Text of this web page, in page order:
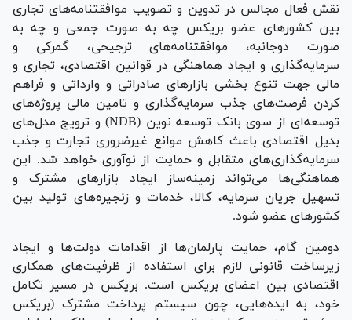
نقش فعال مجالس در تدوین و تصویب موافقتنامه‌های تجاری
بین کشور‌های عضو بریکس چه به صورت جمعی و چه به
صورت دوجانبه، موافقتنامه‌های ترجیحی، گمرکی و
سرمایه‌گذاری و ایجاد هماهنگی در قوانین اقتصادی، تجاری و
مالی جهت تنوع بخشی بازار‌های صادراتی و وارداتی و فراهم
کردن فرصت‌های جذب سرمایه‌گذاری و تامین مالی پروژه‌های
توسعه‌ای از سوی بانک توسعه نوین (NDB) و ترویج مدل‌های
بدیل اقتصادی باعث کاهش موانع غیرضروری تجارت و جذب
سرمایه‌گذاری‌های متقابل و حمایت از نوآوری خواهد شد. این
هماهنگی‌ها می‌تواند زمینه‌ساز ایجاد بازار‌های مشترک و
تسهیل جریان سرمایه، کالا، خدمات و زنجیره‌های تولید بین
کشور‌های عضو شود.
دومین گام، حمایت پارلمان‌ها از اقدامات دولت‌ها و ایجاد
زیرساخت قانونی لازم برای استفاده از ظرفیت‌های همکاری
اقتصادی بین اعضای بریکس است. بریکس در مسیر تکامل
خود، به ایده‌هایی، چون سیستم پرداخت مشترک (بریکس